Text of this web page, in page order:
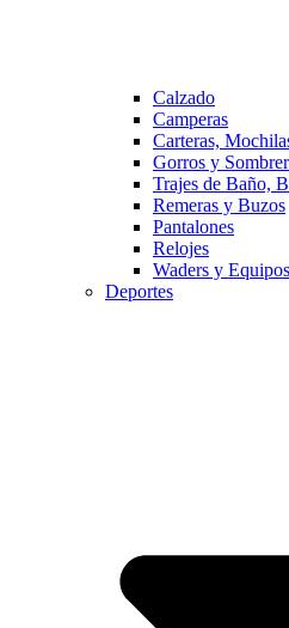
Calzado
Camperas
Carteras,
Gorros y
Trajes de Baño,
Remeras y Buzos
Pantalones
Relojes
Waders y
Deportes